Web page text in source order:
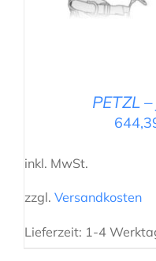
PETZL
inkl. MwSt.
zzgl. Versandkosten
Lieferzeit: 1-4